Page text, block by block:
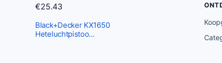
€25.43
Black+Decker KX1650
Heteluchtpistoo…